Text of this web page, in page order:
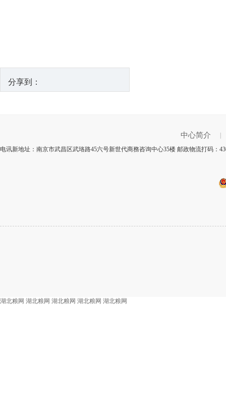
分享到：
中心简介
|
电讯新地址：南京市武昌区武珞路45六号新世代商務咨询中心35楼 邮政物流打码：
湖北粮网 湖北粮网 湖北粮网 湖北粮网 湖北粮网